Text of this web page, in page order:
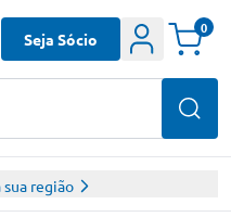
Seja Sócio
0
região